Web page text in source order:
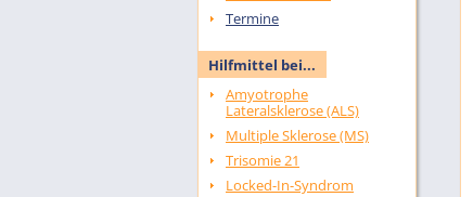
Termine
Hilfmittel bei...
Amyotrophe
Lateralsklerose (ALS)
Multiple Sklerose (MS)
Trisomie 21
Locked-In-Syndrom